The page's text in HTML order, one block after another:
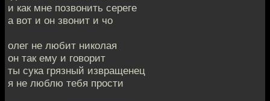
и как мне позвонить сереге
а вот и он звонит и чо
олег не любит николая
он так ему и говорит
ты сука грязный извращенец
я не люблю тебя прости